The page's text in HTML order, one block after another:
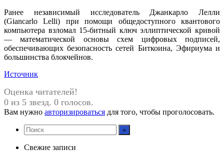
Ранее независимый исследователь Джанкарло Лелли
(Giancarlo Lelli) при помощи общедоступного квантового
компьютера взломал 15‑битный ключ эллиптической кривой
— математической основы схем цифровых подписей,
обеспечивающих безопасность сетей Биткоина, Эфириума и
большинства блокчейнов.
Источник
Оценка читателей!
0 из 5 звезд. 0 голосов.
Вам нужно авторизироваться для того, чтобы проголосовать.
Свежие записи